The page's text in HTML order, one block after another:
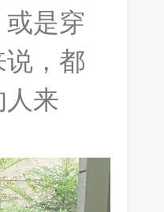
是穿
，都
人来